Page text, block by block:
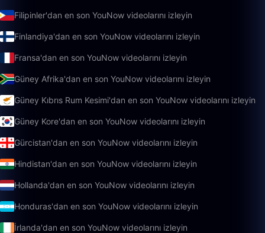
Filipinler'dan en son YouNow videolarını izleyin
Finlandiya'dan en son YouNow videolarını izleyin
Fransa'dan en son YouNow videolarını izleyin
Güney Afrika'dan en son YouNow videolarını izleyin
Güney Kıbrıs Rum Kesimi'dan en son YouNow videolarını izleyin
Güney Kore'dan en son YouNow videolarını izleyin
Gürcistan'dan en son YouNow videolarını izleyin
Hindistan'dan en son YouNow videolarını izleyin
Hollanda'dan en son YouNow videolarını izleyin
Honduras'dan en son YouNow videolarını izleyin
İrlanda'dan en son YouNow videolarını izleyin